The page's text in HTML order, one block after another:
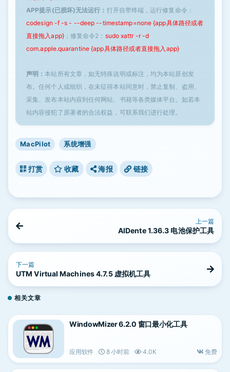
APP提示(已损坏)无法运行： 打开自带终端，运行修复命令：
codesign -f -s - --deep --timestamp=none {app具体路径或者
直接拖入app}；修复命令2： sudo xattr -r -d
com.apple.quarantine {app具体路径或者直接拖入app}
声明：本站所有文章，如无特殊说明或标注，均为本站原创发
布。任何个人或组织，在未征得本站同意时，禁止复制、盗用、
采集、发布本站内容到任何网站、书籍等各类媒体平台。如若本
站内容侵犯了原著者的合法权益，可联系我们进行处理。
MacPilot 系统增强
打赏 收藏 海报 链接
上一篇
AlDente 1.36.3 电池保护工具
下一篇
UTM Virtual Machines 4.7.5 虚拟机工具
相关文章
WindowMizer 6.2.0 窗口最小化工具
应用软件 8 小时前 4.0K 免费